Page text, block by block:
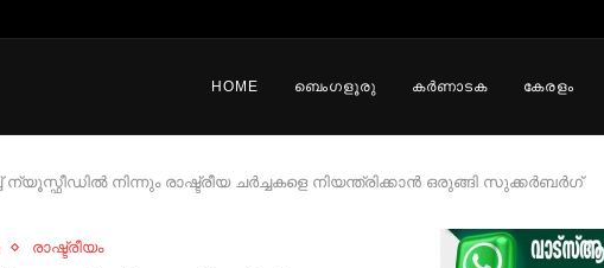
HOME ബെംഗളൂരു കർണാടക കേരളം
നിന്നും രാഷ്ട്രീയ ചർച്ചകളെ നിയന്ത്രിക്കാൻ ഒരുങ്ങി സുക്കർബർഗ്
രാഷ്ട്രീയം